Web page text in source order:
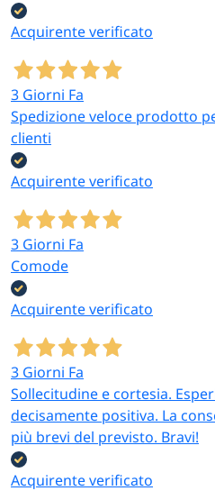
Acquirente verificato
3 Giorni Fa
Spedizione veloce prodotto
clienti
Acquirente verificato
3 Giorni Fa
Comode
Acquirente verificato
3 Giorni Fa
Sollecitudine e cortesia.
decisamente positiva. La
più brevi del previsto. Bravi!
Acquirente verificato